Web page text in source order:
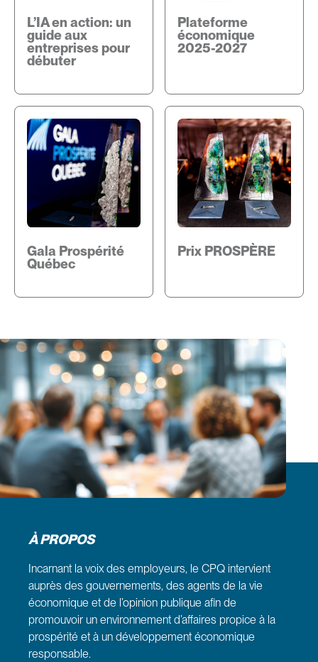
L’IA en action: un
guide aux
entreprises pour
débuter
Plateforme
économique
2025-2027
Gala
Prospérité
Québec
Gala Prospérité
Québec
Prix
PROSPÈRE
Prix PROSPÈRE
À PROPOS
Incarnant la voix des employeurs, le CPQ intervient
auprès des gouvernements, des agents de la vie
économique et de l’opinion publique afin de
promouvoir un environnement d’affaires propice à la
prospérité et à un développement économique
responsable.